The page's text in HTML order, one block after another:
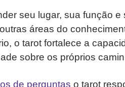
seu lugar, sua função e
áreas do
o tarot fortalece a
sobre os próprios
de perguntas o tarot